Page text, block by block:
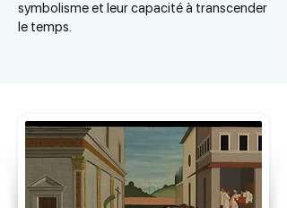
symbolisme et leur capacité à transcender
le temps.